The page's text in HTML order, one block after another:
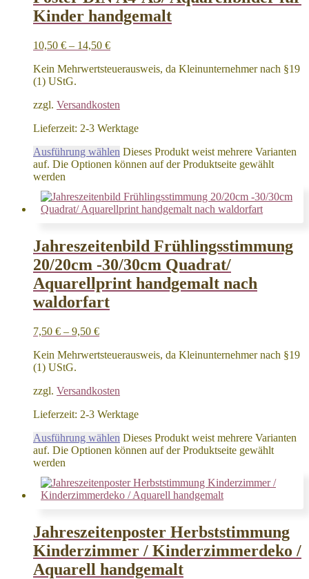
Kinder handgemalt
10,50 € – 14,50 €
Kein Mehrwertsteuerausweis, da Kleinunternehmer nach §19
(1) UStG.
zzgl. Versandkosten
Lieferzeit: 2-3 Werktage
Ausführung wählen Dieses Produkt weist mehrere Varianten
auf. Die Optionen können auf der Produktseite gewählt
werden
Jahreszeitenbild Frühlingsstimmung
20/20cm -30/30cm Quadrat/
Aquarellprint handgemalt nach
waldorfart
7,50 € – 9,50 €
Kein Mehrwertsteuerausweis, da Kleinunternehmer nach §19
(1) UStG.
zzgl. Versandkosten
Lieferzeit: 2-3 Werktage
Ausführung wählen Dieses Produkt weist mehrere Varianten
auf. Die Optionen können auf der Produktseite gewählt
werden
Jahreszeitenposter Herbststimmung
Kinderzimmer / Kinderzimmerdeko /
Aquarell handgemalt